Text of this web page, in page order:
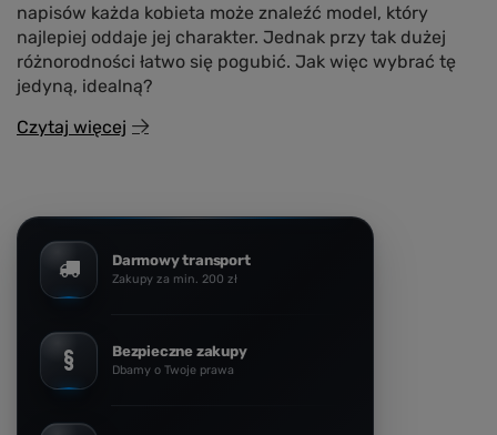
napisów każda kobieta może znaleźć model, który
najlepiej oddaje jej charakter. Jednak przy tak dużej
różnorodności łatwo się pogubić. Jak więc wybrać tę
jedyną, idealną?
Czytaj więcej
Darmowy transport
Zakupy za min. 200 zł
Bezpieczne zakupy
Dbamy o Twoje prawa